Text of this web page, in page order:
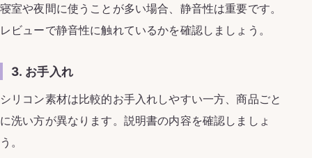
寝室や夜間に使うことが多い場合、静音性は重要です。
レビューで静音性に触れているかを確認しましょう。
3. お手入れ
シリコン素材は比較的お手入れしやすい一方、商品ごと
に洗い方が異なります。説明書の内容を確認しましょ
う。